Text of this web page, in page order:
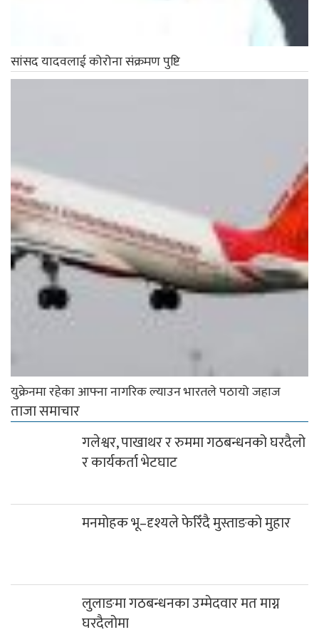
सांसद यादवलाई कोरोना संक्रमण पुष्टि
युक्रेनमा रहेका आफ्ना नागरिक ल्याउन भारतले पठायो जहाज
ताजा समाचार
गलेश्वर, पाखाथर र रुममा गठबन्धनको घरदैलो
र कार्यकर्ता भेटघाट
मनमोहक भू–दृश्यले फेरिँदै मुस्ताङको मुहार
लुलाङमा गठबन्धनका उम्मेदवार मत माग्न
घरदैलोमा